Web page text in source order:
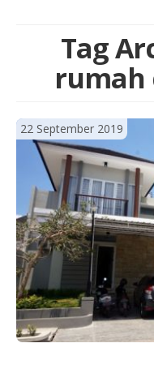
Tag
rumah
22 September 2019